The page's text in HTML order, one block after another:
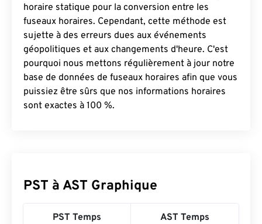
horaire statique pour la conversion entre les
fuseaux horaires. Cependant, cette méthode est
sujette à des erreurs dues aux événements
géopolitiques et aux changements d'heure. C'est
pourquoi nous mettons régulièrement à jour notre
base de données de fuseaux horaires afin que vous
puissiez être sûrs que nos informations horaires
sont exactes à 100 %.
PST à AST Graphique
PST Temps AST Temps